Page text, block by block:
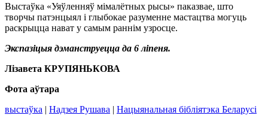
Выстаўка «Уяўленняў мімалётных рысы» паказвае, што
творчы патэнцыял і глыбокае разуменне мастацтва могуць
раскрыцца нават у самым раннім узросце.
Экспазіцыя дэманструецца да 6 ліпеня.
Лізавета КРУПЯНЬКОВА
Фота аўтара
выстаўка | Надзея Рушава | Нацыянальная бібліятэка Беларусі